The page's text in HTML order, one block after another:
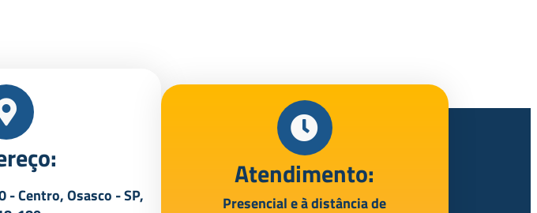
- Centro, Osasco - SP,
Atendimento:
Presencial e à distância de